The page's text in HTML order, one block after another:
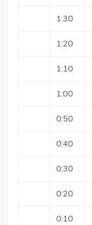
1:30
1:20
1:10
1:00
0:50
0:40
0:30
0:20
0:10